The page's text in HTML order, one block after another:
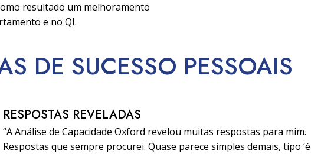
resultado um melhoramento
e no QI.
DE SUCESSO PESSOAIS
RESPOSTAS REVELADAS
“A Análise de Capacidade Oxford revelou muitas respostas para mim.
Respostas que sempre procurei. Quase parece simples demais, tipo ‘é